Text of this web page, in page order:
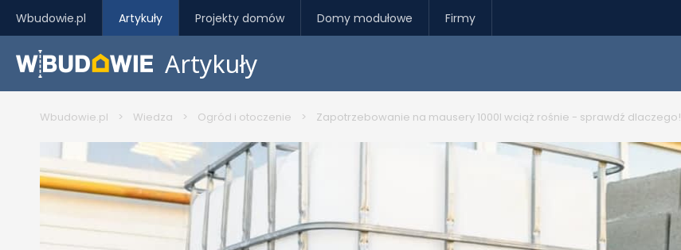
Wbudowie.pl Artykuły Projekty domów Domy modułowe Firmy
Artykuły
Wbudowie.pl > Wiedza > Ogród i otoczenie > Zapotrzebowanie na mausery 1000l wciąż rośnie - sprawdź dlaczego!